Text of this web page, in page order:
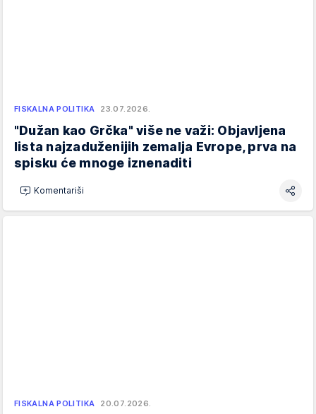
FISKALNA POLITIKA 23.07.2026.
"Dužan kao Grčka" više ne važi: Objavljena
lista najzaduženijih zemalja Evrope, prva na
spisku će mnoge iznenaditi
Komentariši
FISKALNA POLITIKA 20.07.2026.